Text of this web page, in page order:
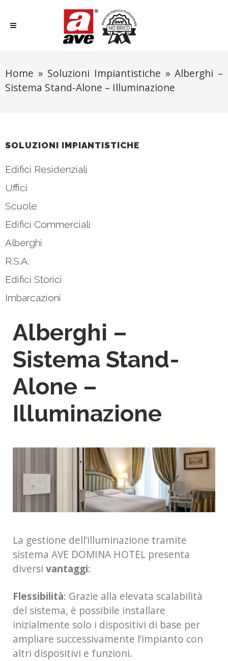
Home » Soluzioni Impiantistiche »Alberghi –
Sistema Stand-Alone – Illuminazione
SOLUZIONI IMPIANTISTICHE
Edifici Residenziali
Uffici
Scuole
Edifici Commerciali
Alberghi
R.S.A.
Edifici Storici
Imbarcazioni
Alberghi –
Sistema Stand-
Alone –
Illuminazione
La gestione dell’illuminazione tramite
sistema AVE DOMINA HOTEL presenta
diversi vantaggi:
Flessibilità: Grazie alla elevata scalabilità
del sistema, è possibile installare
inizialmente solo i dispositivi di base per
ampliare successivamente l’impianto con
altri dispositivi e funzioni.